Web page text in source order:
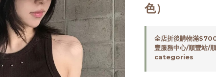
色）
全店折後購物滿
豐服務中心/順豐站
categories